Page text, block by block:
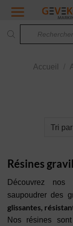
Passer
contenu
Accueil
Résines
Découvrez
saupoudrer des
glissantes,
Nos résines